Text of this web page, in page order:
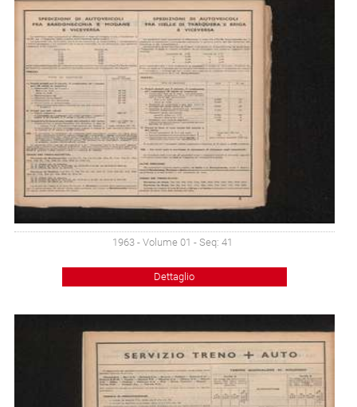
1963 - Volume 01 - Seq: 41
Dettaglio